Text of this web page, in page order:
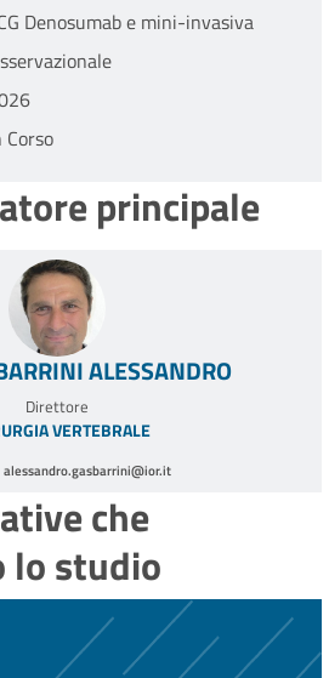
Denosumab e mini-invasiva
Corso
principale
alessandro.gasbarrini@ior.it
ALESSANDRO
Direttore
VERTEBRALE
che
lo studio